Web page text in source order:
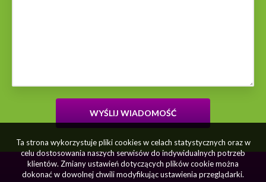
Ta strona wykorzystuje pliki cookies w celach statystycznych oraz w
celu dostosowania naszych serwisów do indywidualnych potrzeb
klientów. Zmiany ustawień dotyczących plików cookie można
dokonać w dowolnej chwili modyfikując ustawienia przeglądarki.